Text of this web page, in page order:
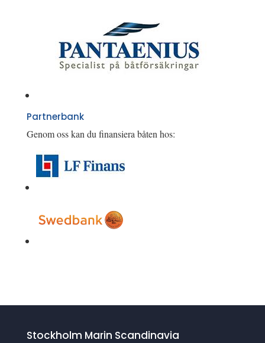
Partnerbank
Genom oss kan du finansiera båten hos:
Stockholm Marin Scandinavia